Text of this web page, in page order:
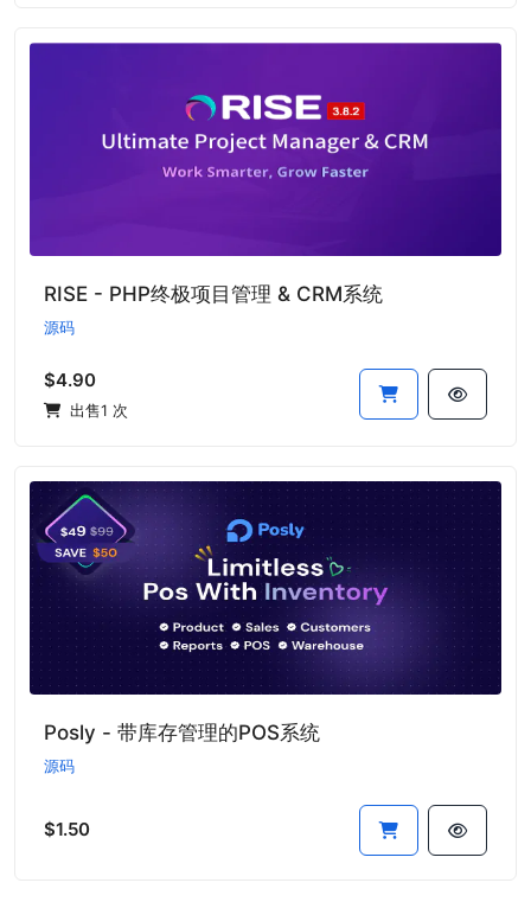
RISE - PHP终极项目管理 & CRM系统
源码
$4.90
出售1 次
Posly - 带库存管理的POS系统
源码
$1.50